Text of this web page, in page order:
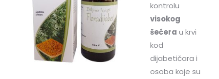
kontrolu
visokog
šećera u krvi
kod
dijabetičara i
osoba koje su